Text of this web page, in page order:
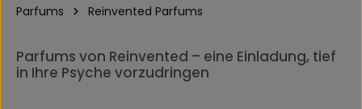
Parfums Reinvented Parfums
Parfums von Reinvented – eine Einladung, tief
in Ihre Psyche vorzudringen